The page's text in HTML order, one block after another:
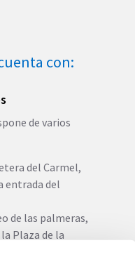
con:
de varios
del Carmel,
entrada del
de las palmeras,
Plaza de la